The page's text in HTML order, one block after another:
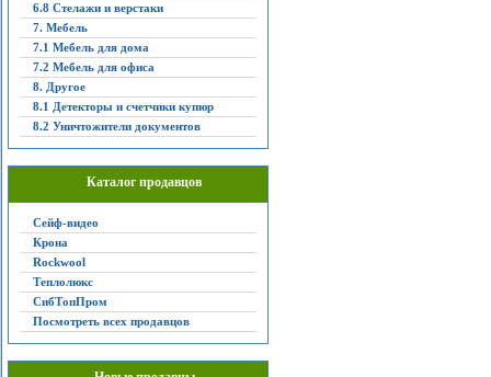
6.8 Стелажи и верстаки
7. Мебель
7.1 Мебель для дома
7.2 Мебель для офиса
8. Другое
8.1 Детекторы и счетчики купюр
8.2 Уничтожители документов
Каталог продавцов
Сейф-видео
Крона
Rockwool
Теплолюкс
СибТопПром
Посмотреть всех продавцов